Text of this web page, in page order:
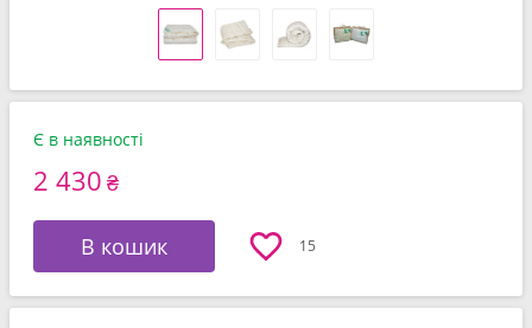
Є в наявності
2 430 ₴
В кошик 15